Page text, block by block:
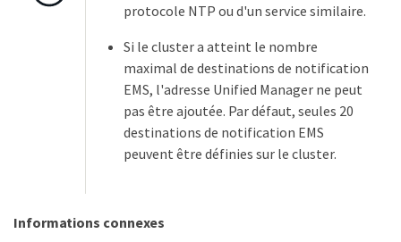
protocole NTP ou d'un service similaire.
Si le cluster a atteint le nombre
maximal de destinations de notification
EMS, l'adresse Unified Manager ne peut
pas être ajoutée. Par défaut, seules 20
destinations de notification EMS
peuvent être définies sur le cluster.
Informations connexes